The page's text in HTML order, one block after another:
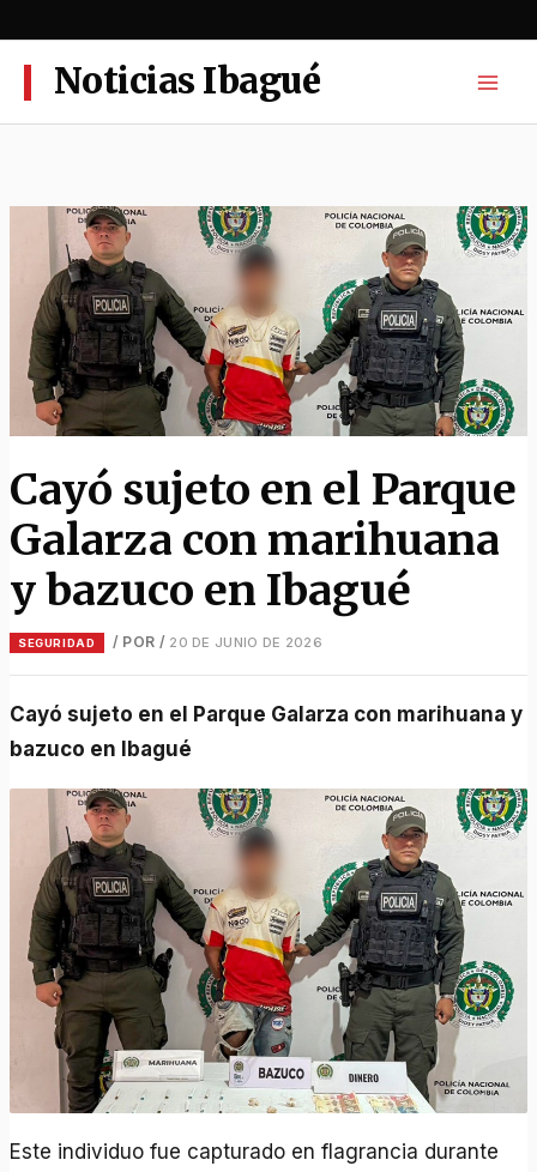
al
contenidoNoticias Ibagué
Cayó sujeto en el Parque
Galarza con marihuana
y bazuco en Ibagué
SEGURIDAD / POR / 20 DE JUNIO DE 2026
Cayó sujeto en el Parque Galarza con marihuana y
bazuco en Ibagué
Este individuo fue capturado en flagrancia durante